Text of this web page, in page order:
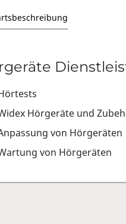
Hörgeräte und
von Hörgeräten
von Hörgeräten